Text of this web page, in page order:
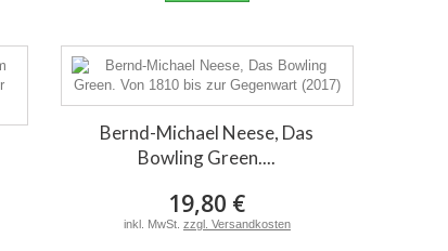
Bernd-Michael Neese, Das
Bowling Green....
19,80 €
inkl. MwSt. zzgl. Versandkosten